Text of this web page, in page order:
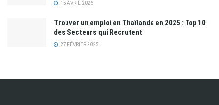
15 AVRIL 2026
Trouver un emploi en Thaïlande en 2025 : Top 10
des Secteurs qui Recrutent
27 FÉVRIER 2025